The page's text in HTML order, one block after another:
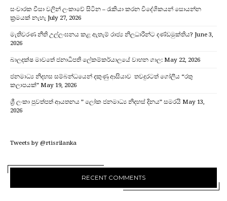
සංචාරක වීසා වලින් ලංකාවේ සිටින – රැකියා කරන විදේශිකයන් සොයන්න
ක්‍රමයක් නැහැ July 27, 2026
මැතිවරණ නීති උල්ලංඝනය කළ ඇතැම් රාජ්‍ය නිලධාරීන්ට දණ්ඩමුක්තිය? June 3,
2026
බාලදක්ෂ මාවතේ ජනාධිපති ලේකම්කර්යාලයේ වාහන ගාල: May 22, 2026
ජනමාධ්‍ය නිදහස සම්බන්ධයෙන් දකුණු ආසියාව තවදුරටත් ගෝලීය “රතු
කලාපයක්” May 19, 2026
ශ්‍රී ලංකා පුවත්පත් ආයතනය ” ලෝක ජනමාධ්‍ය නිදහස් දිනය” සමරයි May 13,
2026
Tweets by @rtisrilanka
RECENT COMMENTS